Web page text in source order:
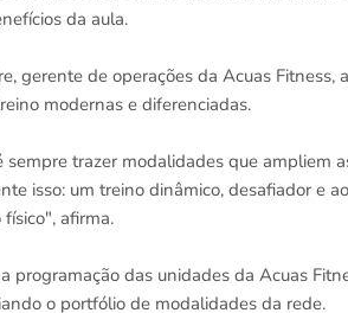
da aula.
gerente de operações da Acuas
modernas e diferenciadas.
sempre trazer modalidades que ampliem
isso: um treino dinâmico, desafiador e
afirma.
programação das unidades da Acuas
o portfólio de modalidades da rede.